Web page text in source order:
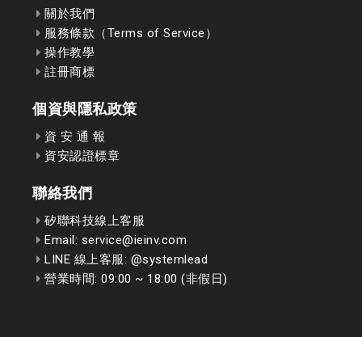
關於我們
服務條款（Terms of Service）
操作教學
註冊商標
個資與隱私政策
資 安 通 報
資安認證標章
聯絡我們
矽聯科技線上客服
Email: service@ieinv.com
LINE 線上客服: @systemlead
營業時間: 09:00 ~ 18:00 (非假日)